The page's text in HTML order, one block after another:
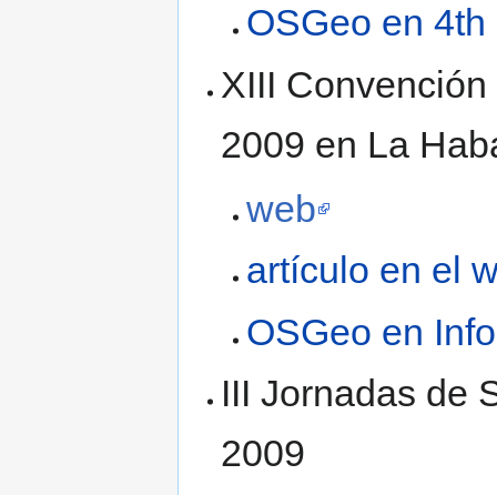
OSGeo en
XIII
2009 en La
web
artículo en el
OSGeo en
III Jornadas de
2009